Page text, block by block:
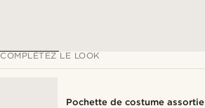
COMPLÉTEZ LE LOOK
Pochette de costume assortie